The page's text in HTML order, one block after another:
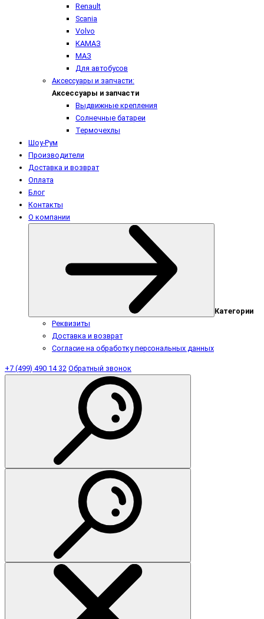
Renault
Scania
Volvo
КАМАЗ
МАЗ
Для автобусов
Аксессуары и запчасти:
Аксессуары и запчасти
Выдвижные крепления
Солнечные батареи
Термочехлы
Шоу-Рум
Производители
Доставка и возврат
Оплата
Блог
Контакты
О компании
Категории
Реквизиты
Доставка и возврат
Согласие на обработку персональных данных
+7 (499) 490 14 32 Обратный звонок